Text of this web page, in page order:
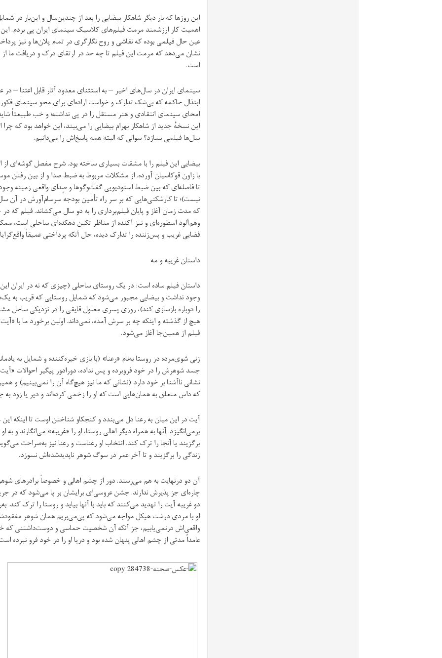
این روزها که بار دیگر شاهکار بیضایی را بعد از چندین‌سال و این‌بار در
اهمیت کار ارزشمند مرمت فیلم‌های کلاسیک سینمای ایران پی ‌بردم.
عین حال فیلمی بوده که نقاشی و روح نگارگری در تمام پلان‌‌ها و نیز
نشان می‌دهد که مرمت این فیلم تا چه حد در ارتقای درک و دریافت ما
است.
سینمای ایران در سال‌های اخیر – به استثنای معدود آثار قابل اعتنا –
ابتذال حاکمه که بی‌شک تدارک و خواست اراده‌ای برای محو سینمای
امحای سینمای انتقادی و هنر مستقل را در پی نداشته؛ و خب طبیعتاً
این نسخهٔ جدید از شاهکار بهرام بیضایی را می‌بیند، این خواهد بود که
سال‌ها فیلمی بسازد؟ سوالی که البته همه پاسخ‌اش را می‌دانیم.
بیضایی این فیلم را با مشقات بسیاری ساخته بود. شرح مفصل گوشه‌ای
با زاون قوکاسیان آورده. از مشکلات مربوط به ضبط صدا و از بین رفتن
تا فاصله‌ای که بین ضبط استودیویی گفت‌وگو‌ها و صدای واقعی زمینه
که مدت زمان آغاز و پایان فیلم‌برداری را به دو سال می‌کشاند. فیلم که
وهم‌آلود اسطوره‌ای و نیز آکنده از مناظر تکین دهکده‌ای ساحلی است،
فضایی غریب و پس‌زننده را تدارک دیده، حال آنکه پرداختی عمیقاً
داستان غریبه و مه
وجود نداشت و بیضایی مجبور می‌شود که شمایل روستایی که قریب به
را دوباره بازسازی کند)، روزی پسری معلول قایقی را در نزدیکی
هیچ از گذشته و اینکه چه بر سرش آمده، نمی‌داند. اولین برخورد ما با
فیلم از همین‌جا آغاز می‌شود.
زنی شوی‌مرده در روستا به‌نام «رعنا» (با بازی خیره‌کننده و شمایل به
جسد شوهرش را در خود فروبرده و پس نداده، دورادور پیگیر احوالات
نشانی ناآشنا بر خود دارد (نشانی که ما نیز هیچ‌گاه آن را نمی‌بینیم) و
که داس متعلق به همان‌هایی‌ است که او را زخمی کرده‌اند و دیر یا زود
آیت در این میان به رعنا دل می‌بندد و کنجکاو شناختن اوست تا اینکه
برمی‌انگیزد. آنها به همراه دیگر اهالی روستا، او را «غریبه» می‌انگارند و
برگزیند یا آنجا را ترک کند. انتخاب او رعناست و رعنا نیز به‌صراحت
زندگی را برگزیند و تا آخر عمر در سوگ شوهر ناپدیدشده‌اش نسوزد.
آن دو درنهایت به هم می‌رسند. دور از چشم اهالی و خصوصاً برادرهای
چاره‌ای جز پذیرش ندارند. جشن عروسی‌ای برایشان بر پا می‌شود که در
دو غریبه آیت را تهدید می‌کنند که باید با آنها بیاید و روستا را ترک کند.
او با مردی درشت هیکل مواجه می‌شود که پی‌می‌بریم همان شوهر
واقعی‌اش درنمی‌یابیم، جز آنکه آن شخصیت حماسی و دوست‌داشتنی که
عامداً مدتی از چشم اهالی پنهان شده بود و دریا او را در خود فرو نبرده